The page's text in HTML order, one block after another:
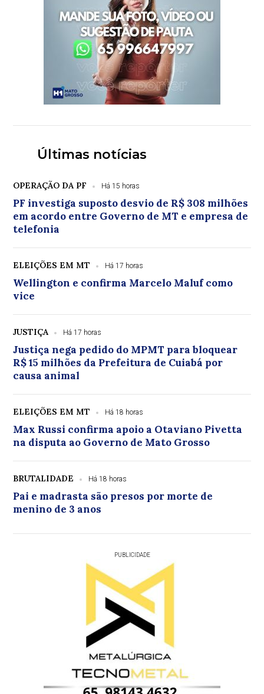
Últimas notícias
OPERAÇÃO DA PF Há 15 horas
PF investiga suposto desvio de R$ 308 milhões
em acordo entre Governo de MT e empresa de
telefonia
ELEIÇÕES EM MT Há 17 horas
Wellington e confirma Marcelo Maluf como
vice
JUSTIÇA Há 17 horas
Justiça nega pedido do MPMT para bloquear
R$ 15 milhões da Prefeitura de Cuiabá por
causa animal
ELEIÇÕES EM MT Há 18 horas
Max Russi confirma apoio a Otaviano Pivetta
na disputa ao Governo de Mato Grosso
BRUTALIDADE Há 18 horas
Pai e madrasta são presos por morte de
menino de 3 anos
PUBLICIDADE